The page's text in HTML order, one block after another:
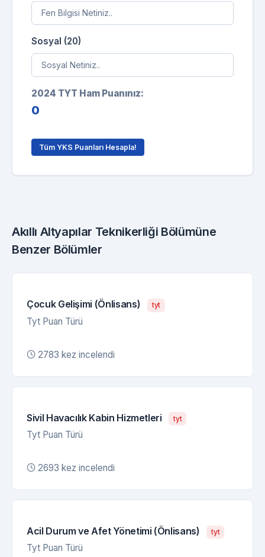
Sosyal (20)
2024 TYT Ham Puanınız:
0
Tüm YKS Puanları Hesapla!
Akıllı Altyapılar Teknikerliği Bölümüne
Benzer Bölümler
Çocuk Gelişimi (Önlisans) tyt
Tyt Puan Türü
2783 kez incelendi
Sivil Havacılık Kabin Hizmetleri tyt
Tyt Puan Türü
2693 kez incelendi
Acil Durum ve Afet Yönetimi (Önlisans) tyt
Tyt Puan Türü